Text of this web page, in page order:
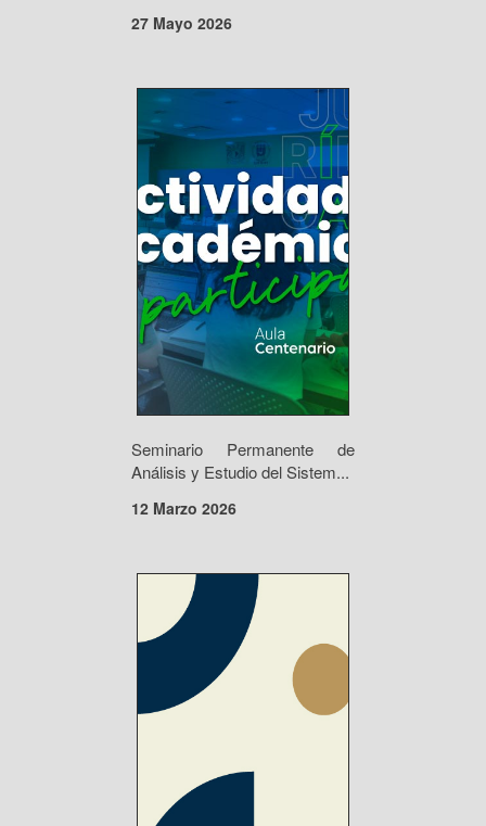
27 Mayo 2026
Seminario Permanente de
Análisis y Estudio del Sistem...
12 Marzo 2026